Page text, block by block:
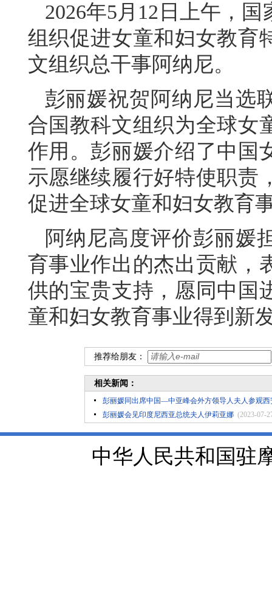
2026年5月12日上午，
组织促进女童和妇女教育
文组织总干事阿纳尼。
彭丽媛祝贺阿纳尼当选
合国教科文组织为全球女
作用。彭丽媛介绍了中国
示愿继续履行好特使职责
促进全球女童和妇女教育
阿纳尼高度评价彭丽媛
育事业作出的杰出贡献，
供的宝贵支持，愿同中国
童和妇女教育事业得到新
推荐给朋友：
相关新闻：
彭丽媛同出席中国—中亚峰会外方领导人夫人参观西
彭丽媛会见印度尼西亚总统夫人伊莉亚娜 (2023-07-
中华人民共和国驻